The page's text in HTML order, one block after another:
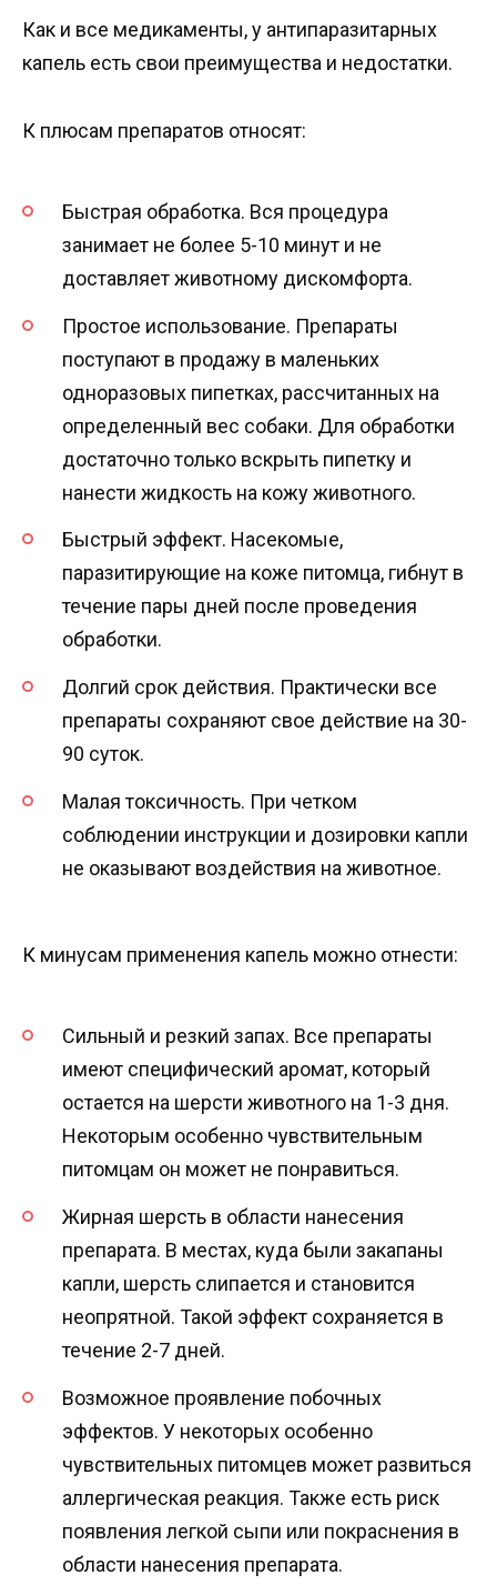
Как и все медикаменты, у антипаразитарных
капель есть свои преимущества и недостатки.
К плюсам препаратов относят:
Быстрая обработка. Вся процедура
занимает не более 5-10 минут и не
доставляет животному дискомфорта.
Простое использование. Препараты
поступают в продажу в маленьких
одноразовых пипетках, рассчитанных на
определенный вес собаки. Для обработки
достаточно только вскрыть пипетку и
нанести жидкость на кожу животного.
Быстрый эффект. Насекомые,
паразитирующие на коже питомца, гибнут в
течение пары дней после проведения
обработки.
Долгий срок действия. Практически все
препараты сохраняют свое действие на 30-
90 суток.
Малая токсичность. При четком
соблюдении инструкции и дозировки капли
не оказывают воздействия на животное.
К минусам применения капель можно отнести:
Сильный и резкий запах. Все препараты
имеют специфический аромат, который
остается на шерсти животного на 1-3 дня.
Некоторым особенно чувствительным
питомцам он может не понравиться.
Жирная шерсть в области нанесения
препарата. В местах, куда были закапаны
капли, шерсть слипается и становится
неопрятной. Такой эффект сохраняется в
течение 2-7 дней.
Возможное проявление побочных
эффектов. У некоторых особенно
чувствительных питомцев может развиться
аллергическая реакция. Также есть риск
появления легкой сыпи или покраснения в
области нанесения препарата.